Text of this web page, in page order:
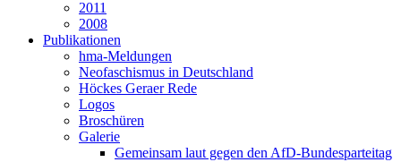
2011
2008
Publikationen
hma-Meldungen
Neofaschismus in Deutschland
Höckes Geraer Rede
Logos
Broschüren
Galerie
Gemeinsam laut gegen den AfD-Bundesparteitag